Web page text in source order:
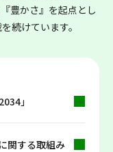
豊かさ』を起点とし
続けています。
」
関する取組み